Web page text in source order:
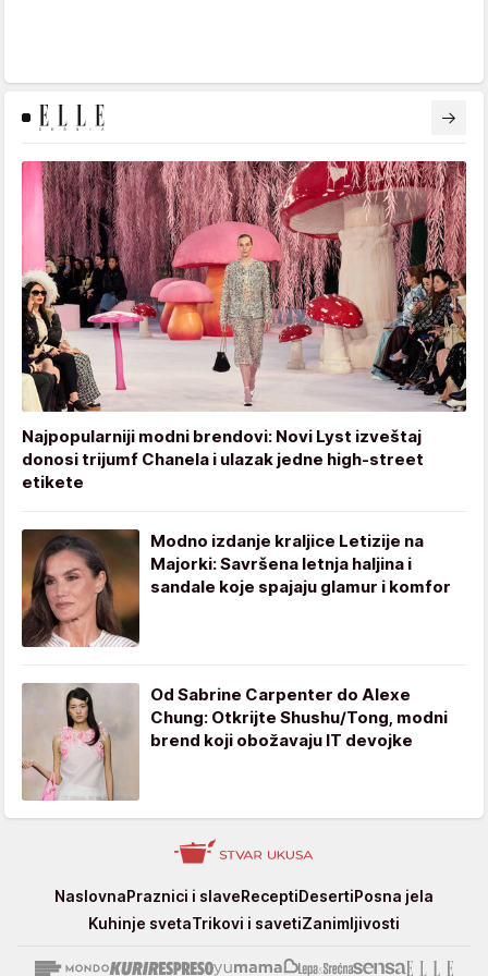
Najpopularniji modni brendovi: Novi Lyst izveštaj
donosi trijumf Chanela i ulazak jedne high-street
etikete
Modno izdanje kraljice Letizije na
Majorki: Savršena letnja haljina i
sandale koje spajaju glamur i komfor
Od Sabrine Carpenter do Alexe
Chung: Otkrijte Shushu/Tong, modni
brend koji obožavaju IT devojke
StvarNaslovnaPraznici i slaveReceptiDesertiPosna jela
Kuhinje svetaTrikovi i savetiZanimljivosti